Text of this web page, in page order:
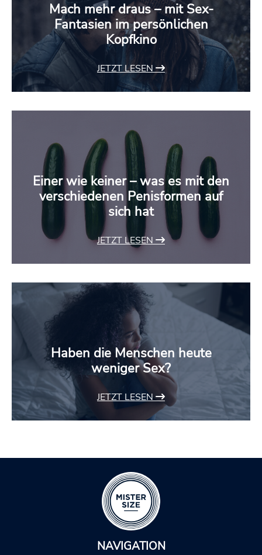
Mach mehr draus – mit Sex-
Fantasien im persönlichen
Kopfkino
JETZT LESEN
Einer wie keiner – was es mit den
verschiedenen Penisformen auf
sich hat
JETZT LESEN
Haben die Menschen heute
weniger Sex?
JETZT LESEN
NAVIGATION